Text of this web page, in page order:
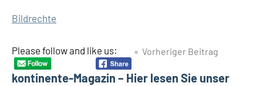
Bildrechte
Please follow and like us:
BeitragsnavigationVorheriger Beitrag
kontinente-Magazin – Hier lesen Sie unser